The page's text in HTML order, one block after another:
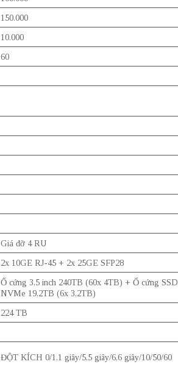
150.000
10.000
60
Giá đỡ 4 RU
2x 10GE RJ-45 + 2x 25GE SFP28
Ổ cứng 3,5 inch 240TB (60x 4TB) + Ổ cứng SSD
NVMe 19,2TB (6x 3,2TB)
224 TB
ĐỘT KÍCH 0/1,1 giây/5,5 giây/6,6 giây/10/50/60